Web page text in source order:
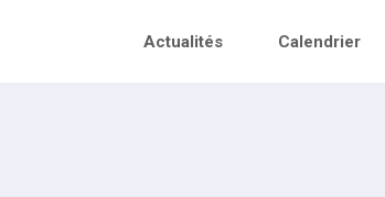
Actualités Calendrier